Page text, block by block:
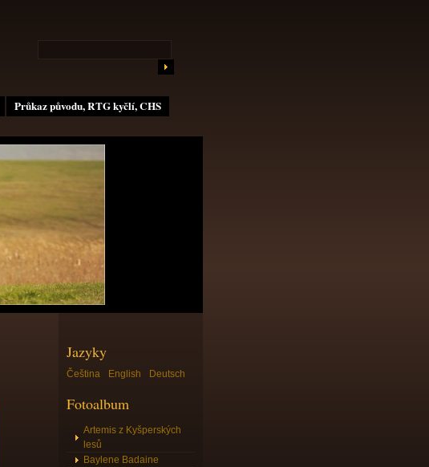
Průkaz původu, RTG kyčlí, CHS
Jazyky
Čeština English Deutsch
Fotoalbum
Artemis z Kyšperských
lesů
Baylene Badaine